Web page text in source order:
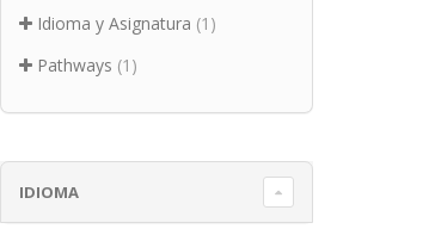
Idioma y Asignatura (1)
Pathways (1)
IDIOMA